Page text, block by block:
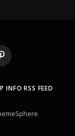
Pinterest
INFO RSS FEED
.